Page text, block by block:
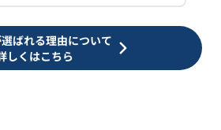
ばれる理由について
しくはこちら